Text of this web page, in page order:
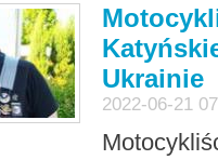
Ukrainie
2022-06-21